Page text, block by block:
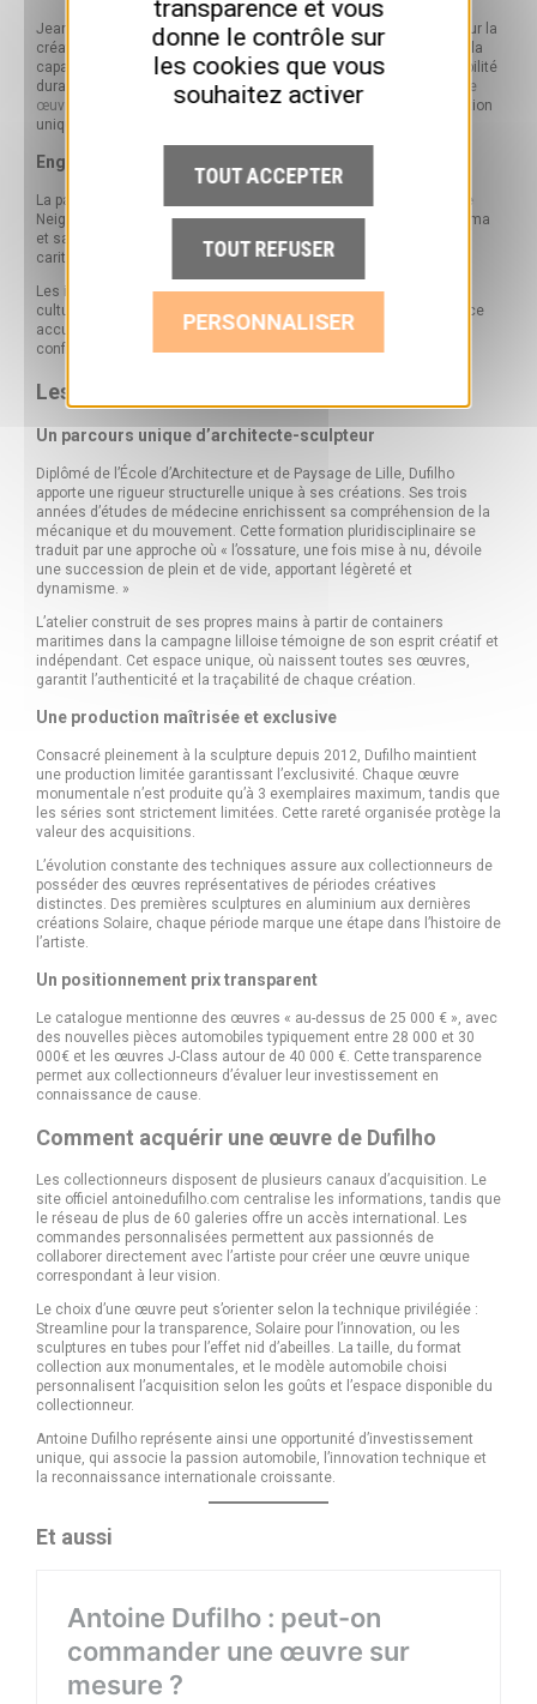
Jean-Éric Vergne, champion de Formula E, s’associe à l’artiste pour la
création de la sculpture DS E-TENSE. Cette collaboration souligne la
capacité de Dufilho à traduire l’innovation technologique et la mobilité
durable en expression artistique. La possibilité de commander une
œuvre sur mesure
attire les personnalités désireuses d’une création
unique.
Engagement caritatif et institutionnel
La participation au Mondial de l’Auto 2022 avec la Fondation Perce
Neige démontre l’engagement sociétal de l’artiste. Une Ferrari Roma
et sa sculpture correspondante ont été mises en jeu pour l’œuvre
caritative, illustrant la générosité du monde de l’art automobile.
Les institutions publiques reconnaissent également la valeur
culturelle des œuvres. Les villes de La Baule, du Touquet et de Nice
accueillent ses sculptures monumentales dans l’espace public,
confirmant leur statut d’œuvres d’intérêt patrimonial.
Les atouts pour les collectionneurs
Un parcours unique d’architecte-sculpteur
Diplômé de l’École d’Architecture et de Paysage de Lille, Dufilho
apporte une rigueur structurelle unique à ses créations. Ses trois
années d’études de médecine enrichissent sa compréhension de la
mécanique et du mouvement. Cette formation pluridisciplinaire se
traduit par une approche où « l’ossature, une fois mise à nu, dévoile
une succession de plein et de vide, apportant légèreté et
dynamisme. »
L’atelier construit de ses propres mains à partir de containers
maritimes dans la campagne lilloise témoigne de son esprit créatif et
indépendant. Cet espace unique, où naissent toutes ses œuvres,
garantit l’authenticité et la traçabilité de chaque création.
Une production maîtrisée et exclusive
Consacré pleinement à la sculpture depuis 2012, Dufilho maintient
une production limitée garantissant l’exclusivité. Chaque œuvre
monumentale n’est produite qu’à 3 exemplaires maximum, tandis que
les séries sont strictement limitées. Cette rareté organisée protège la
valeur des acquisitions.
L’évolution constante des techniques assure aux collectionneurs de
posséder des œuvres représentatives de périodes créatives
distinctes. Des premières sculptures en aluminium aux dernières
créations Solaire, chaque période marque une étape dans l’histoire de
l’artiste.
Un positionnement prix transparent
Le catalogue mentionne des œuvres « au-dessus de 25 000 € », avec
des nouvelles pièces automobiles typiquement entre 28 000 et 30
000€ et les œuvres J-Class autour de 40 000 €. Cette transparence
permet aux collectionneurs d’évaluer leur investissement en
connaissance de cause.
Comment acquérir une œuvre de Dufilho
Les collectionneurs disposent de plusieurs canaux d’acquisition. Le
site officiel antoinedufilho.com centralise les informations, tandis que
le réseau de plus de 60 galeries offre un accès international. Les
commandes personnalisées permettent aux passionnés de
collaborer directement avec l’artiste pour créer une œuvre unique
correspondant à leur vision.
Le choix d’une œuvre peut s’orienter selon la technique privilégiée :
Streamline pour la transparence, Solaire pour l’innovation, ou les
sculptures en tubes pour l’effet nid d’abeilles. La taille, du format
collection aux monumentales, et le modèle automobile choisi
personnalisent l’acquisition selon les goûts et l’espace disponible du
collectionneur.
Antoine Dufilho représente ainsi une opportunité d’investissement
unique, qui associe la passion automobile, l’innovation technique et
la reconnaissance internationale croissante.
Et aussi
transparence et vous
donne le contrôle sur
les cookies que vous
souhaitez activer
TOUT ACCEPTER
TOUT REFUSER
PERSONNALISER